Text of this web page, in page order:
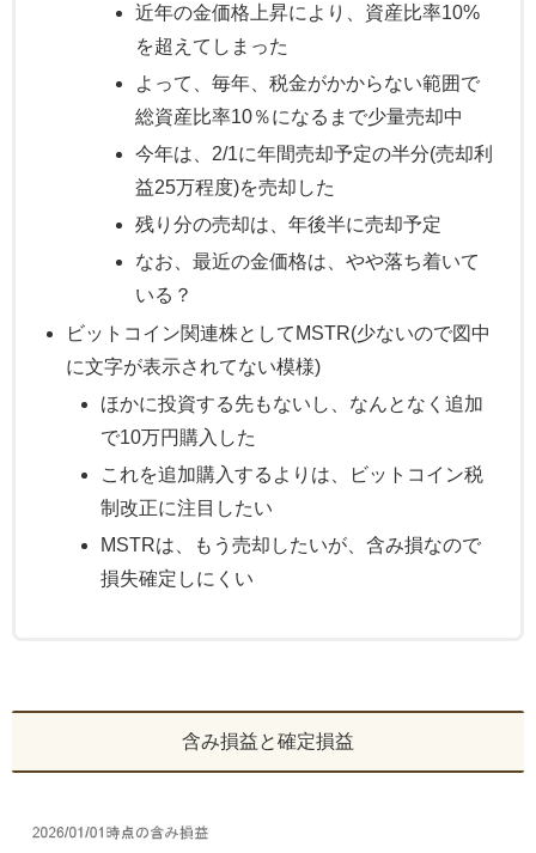
近年の金価格上昇により、資産比率10%
を超えてしまった
よって、毎年、税金がかからない範囲で
総資産比率10％になるまで少量売却中
今年は、2/1に年間売却予定の半分(売却利
益25万程度)を売却した
残り分の売却は、年後半に売却予定
なお、最近の金価格は、やや落ち着いて
いる？
ビットコイン関連株としてMSTR(少ないので図中
に文字が表示されてない模様)
ほかに投資する先もないし、なんとなく追加
で10万円購入した
これを追加購入するよりは、ビットコイン税
制改正に注目したい
MSTRは、もう売却したいが、含み損なので
損失確定しにくい
含み損益と確定損益